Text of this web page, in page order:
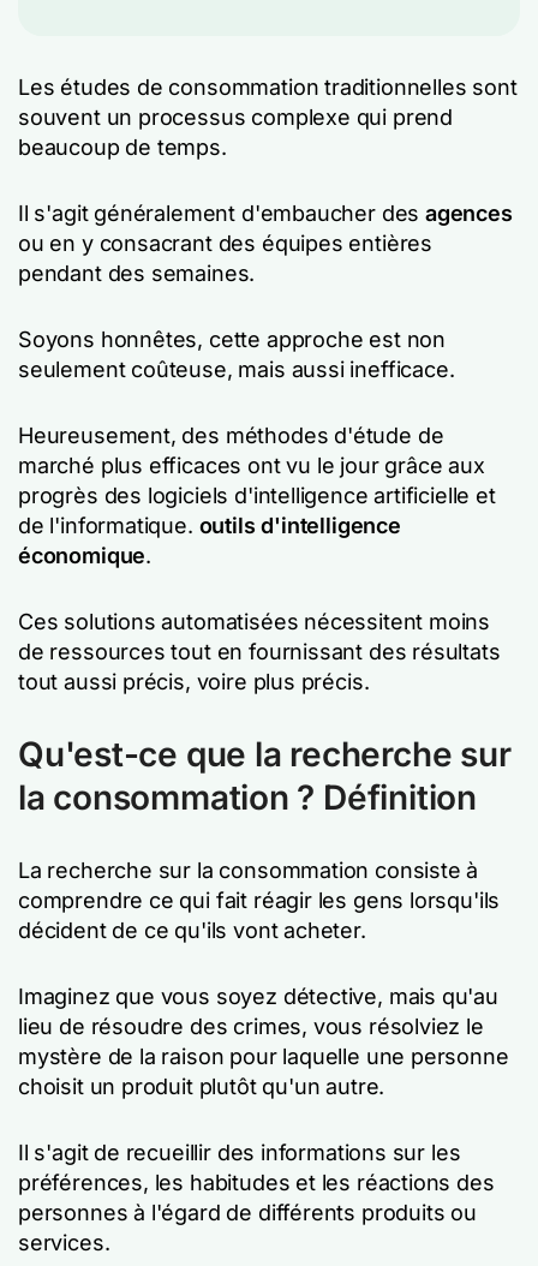
Les études de consommation traditionnelles sont
souvent un processus complexe qui prend
beaucoup de temps.
Il s'agit généralement d'embaucher des agences
ou en y consacrant des équipes entières
pendant des semaines.
Soyons honnêtes, cette approche est non
seulement coûteuse, mais aussi inefficace.
Heureusement, des méthodes d'étude de
marché plus efficaces ont vu le jour grâce aux
progrès des logiciels d'intelligence artificielle et
de l'informatique. outils d'intelligence
économique.
Ces solutions automatisées nécessitent moins
de ressources tout en fournissant des résultats
tout aussi précis, voire plus précis.
Qu'est-ce que la recherche sur
la consommation ? Définition
La recherche sur la consommation consiste à
comprendre ce qui fait réagir les gens lorsqu'ils
décident de ce qu'ils vont acheter.
Imaginez que vous soyez détective, mais qu'au
lieu de résoudre des crimes, vous résolviez le
mystère de la raison pour laquelle une personne
choisit un produit plutôt qu'un autre.
Il s'agit de recueillir des informations sur les
préférences, les habitudes et les réactions des
personnes à l'égard de différents produits ou
services.